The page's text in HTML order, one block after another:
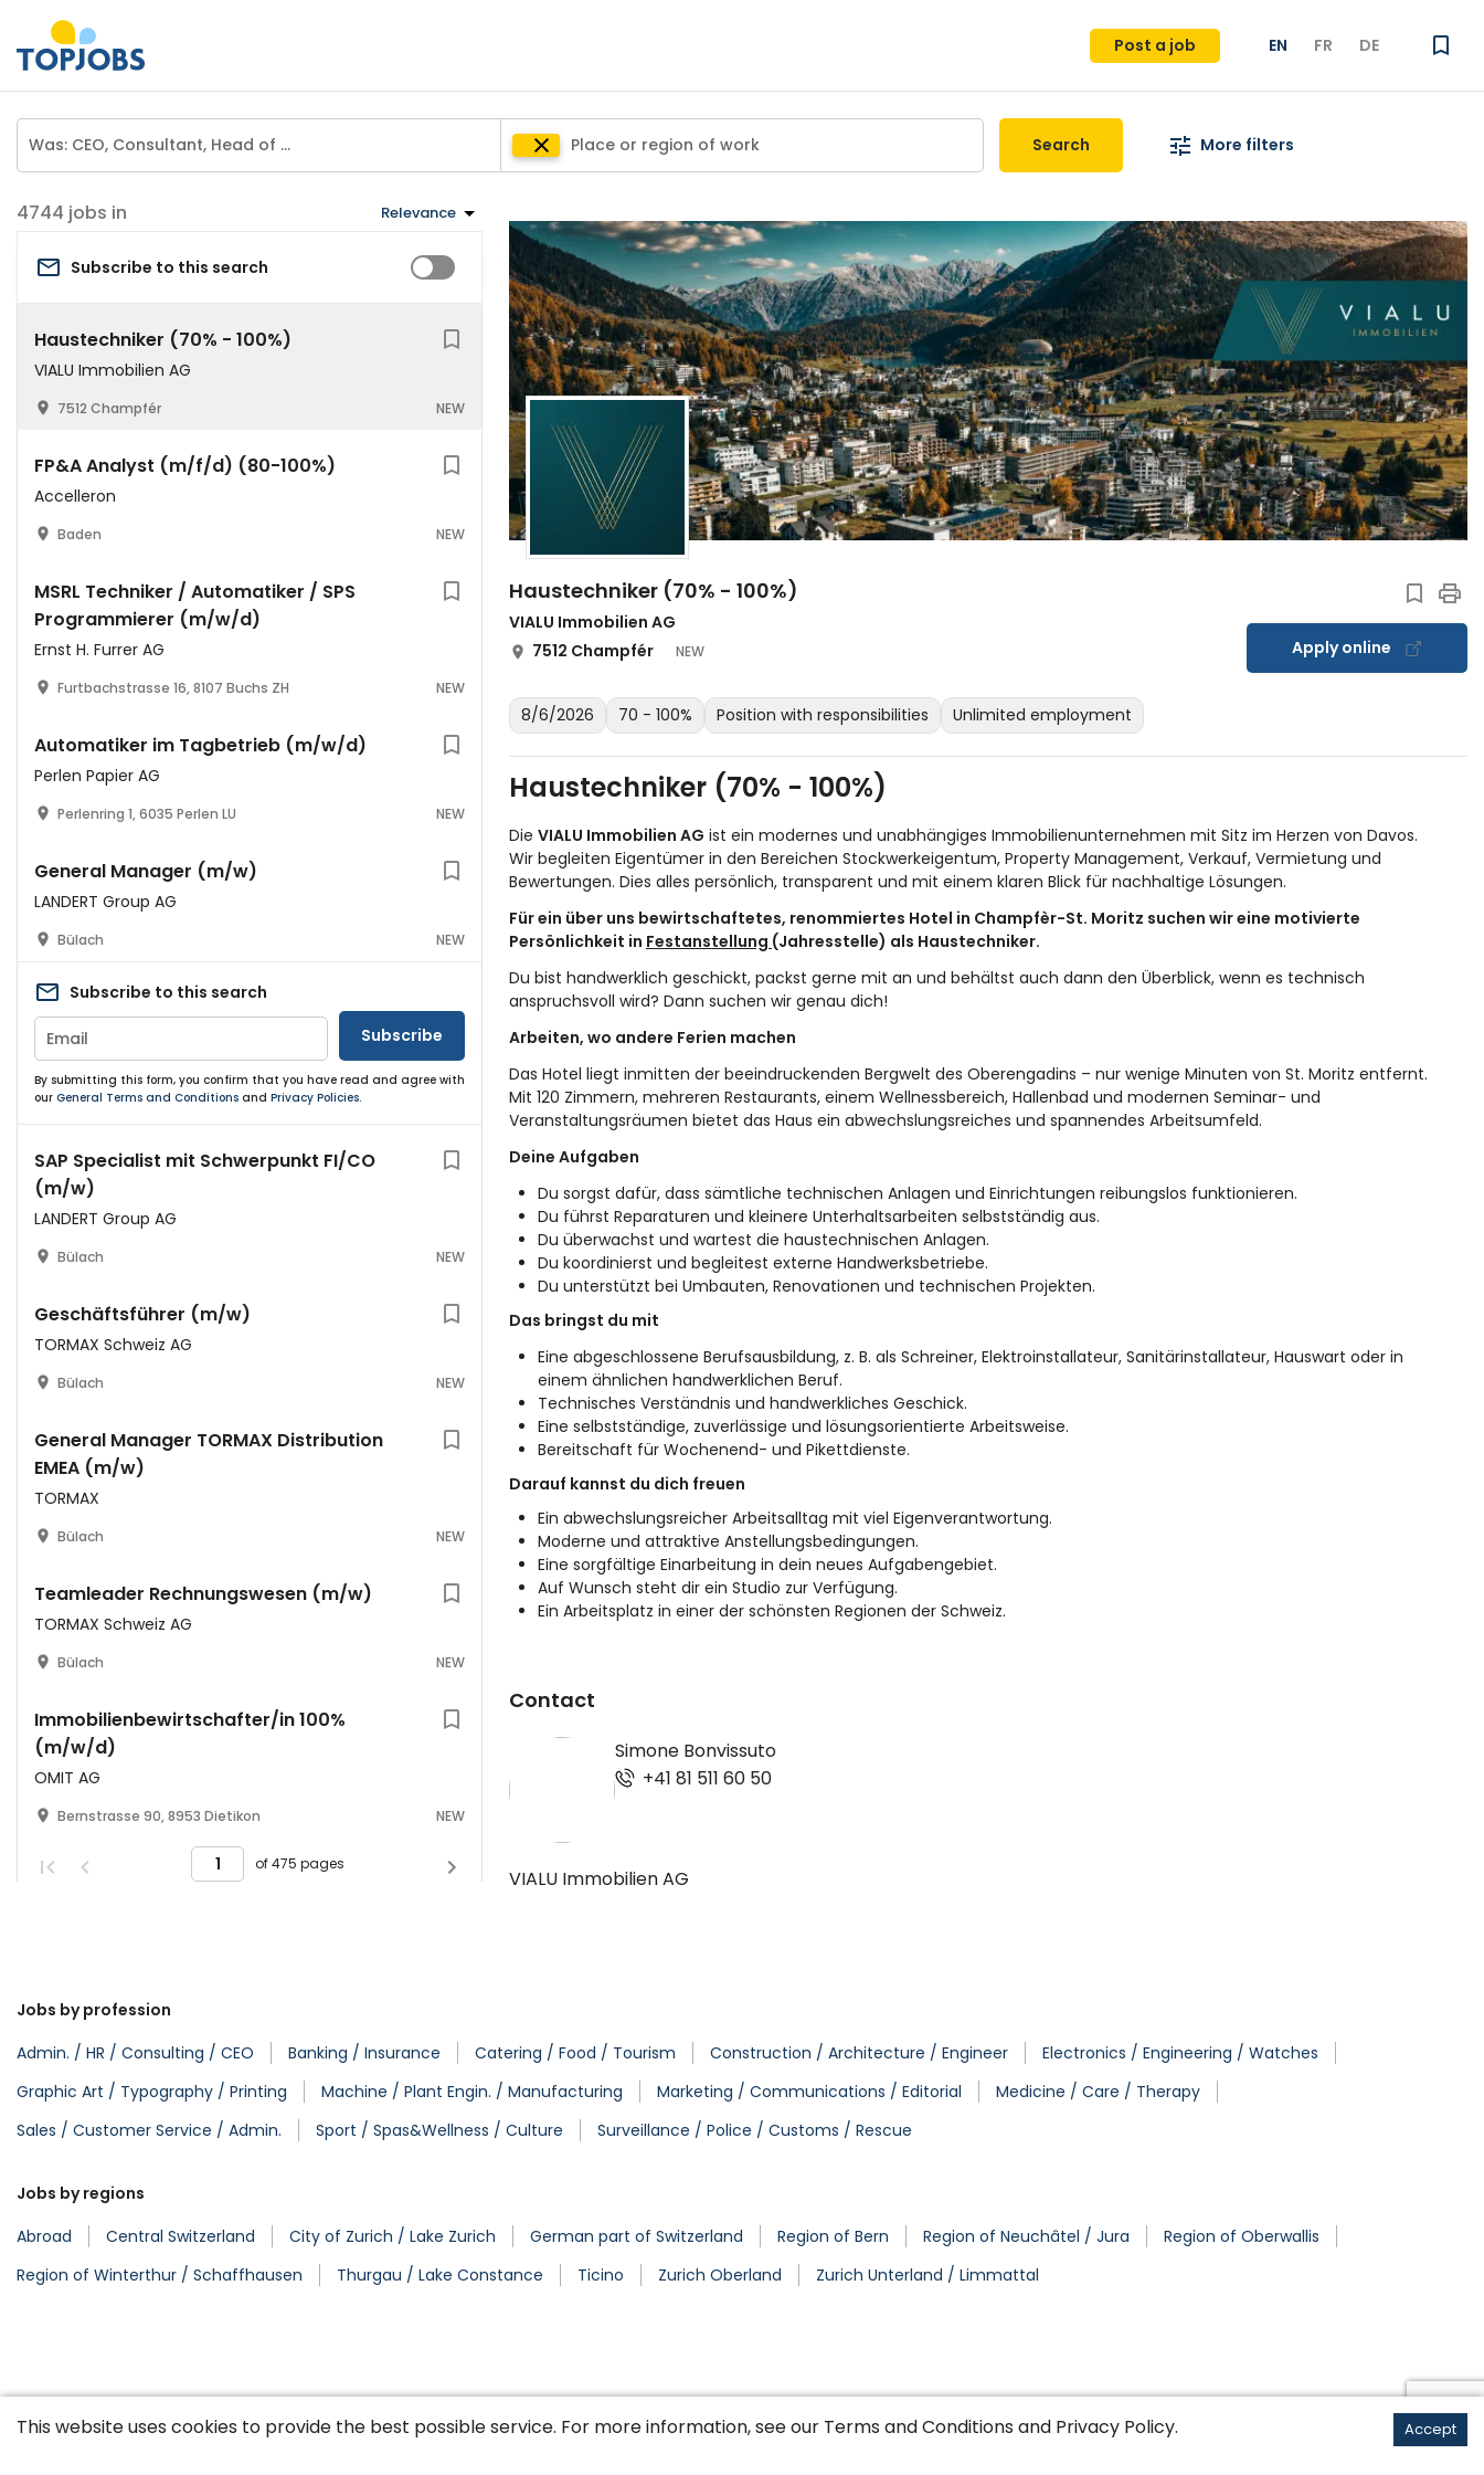
Post a job EN FR DE
Search More filters
jobs in Relevance
Subscribe to this search
Haustechniker (70% - 100%)
VIALU Immobilien AG
7512 Champfér NEW
FP&A Analyst (m/f/d) (80-100%)
Accelleron
Baden NEW
MSRL Techniker / Automatiker / SPS
Programmierer (m/w/d)
Ernst H. Furrer AG
Furtbachstrasse 16, 8107 Buchs ZH NEW
Automatiker im Tagbetrieb (m/w/d)
Perlen Papier AG
Perlenring 1, 6035 Perlen LU NEW
General Manager (m/w)
LANDERT Group AG
Bülach NEW
Subscribe to this search
Subscribe
By submitting this form, you confirm that you have read and agree with
our General Terms and Conditions and Privacy Policies.
SAP Specialist mit Schwerpunkt FI/CO
(m/w)
LANDERT Group AG
Bülach NEW
Geschäftsführer (m/w)
TORMAX Schweiz AG
Bülach NEW
General Manager TORMAX Distribution
EMEA (m/w)
TORMAX
Bülach NEW
Teamleader Rechnungswesen (m/w)
TORMAX Schweiz AG
Bülach NEW
Immobilienbewirtschafter/in 100%
(m/w/d)
OMIT AG
Bernstrasse 90, 8953 Dietikon NEW
of 475 pages
Haustechniker (70% - 100%)
VIALU Immobilien AG
7512 Champfér
NEW Apply online
8/6/2026 70 - 100% Position with responsibilities Unlimited employment
Haustechniker (70% - 100%)
Die VIALU Immobilien AG ist ein modernes und unabhängiges Immobilienunternehmen mit Sitz im Herzen von Davos.
Wir begleiten Eigentümer in den Bereichen Stockwerkeigentum, Property Management, Verkauf, Vermietung und
Bewertungen. Dies alles persönlich, transparent und mit einem klaren Blick für nachhaltige Lösungen.
Für ein über uns bewirtschaftetes, renommiertes Hotel in Champfèr-St. Moritz suchen wir eine motivierte
Persönlichkeit in Festanstellung (Jahresstelle) als Haustechniker.
Du bist handwerklich geschickt, packst gerne mit an und behältst auch dann den Überblick, wenn es technisch
anspruchsvoll wird? Dann suchen wir genau dich!
Arbeiten, wo andere Ferien machen
Das Hotel liegt inmitten der beeindruckenden Bergwelt des Oberengadins – nur wenige Minuten von St. Moritz entfernt.
Mit 120 Zimmern, mehreren Restaurants, einem Wellnessbereich, Hallenbad und modernen Seminar- und
Veranstaltungsräumen bietet das Haus ein abwechslungsreiches und spannendes Arbeitsumfeld.
Deine Aufgaben
Du sorgst dafür, dass sämtliche technischen Anlagen und Einrichtungen reibungslos funktionieren.
Du führst Reparaturen und kleinere Unterhaltsarbeiten selbstständig aus.
Du überwachst und wartest die haustechnischen Anlagen.
Du koordinierst und begleitest externe Handwerksbetriebe.
Du unterstützt bei Umbauten, Renovationen und technischen Projekten.
Das bringst du mit
Eine abgeschlossene Berufsausbildung, z. B. als Schreiner, Elektroinstallateur, Sanitärinstallateur, Hauswart oder in
einem ähnlichen handwerklichen Beruf.
Technisches Verständnis und handwerkliches Geschick.
Eine selbstständige, zuverlässige und lösungsorientierte Arbeitsweise.
Bereitschaft für Wochenend- und Pikettdienste.
Darauf kannst du dich freuen
Ein abwechslungsreicher Arbeitsalltag mit viel Eigenverantwortung.
Moderne und attraktive Anstellungsbedingungen.
Eine sorgfältige Einarbeitung in dein neues Aufgabengebiet.
Auf Wunsch steht dir ein Studio zur Verfügung.
Ein Arbeitsplatz in einer der schönsten Regionen der Schweiz.
Contact
Simone Bonvissuto
+41 81 511 60 50
VIALU Immobilien AG
Jobs by profession
Admin. / HR / Consulting / CEO
Banking / Insurance Catering / Food / Tourism Construction / Architecture / Engineer
Electronics / Engineering / Watches
Graphic Art / Typography / Printing
Machine / Plant Engin. / Manufacturing Marketing / Communications / Editorial
Medicine / Care / Therapy
Sales / Customer Service / Admin.
Sport / Spas&Wellness / Culture Surveillance / Police / Customs / Rescue
Jobs by regions
Abroad
Central Switzerland City of Zurich / Lake Zurich German part of Switzerland Region of Bern Region of Neuchâtel / Jura
Region of Oberwallis
Region of Winterthur / Schaffhausen
Thurgau / Lake Constance Ticino Zurich Oberland Zurich Unterland / Limmattal
This website uses cookies to provide the best possible service. For more information, see our Terms and Conditions and Privacy Policy. Accept